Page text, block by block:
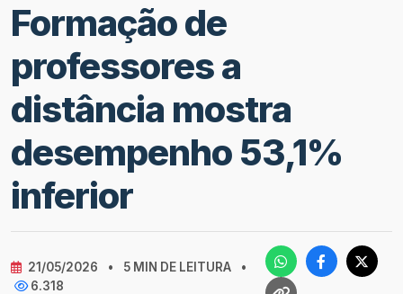
Formação de
professores a
distância mostra
desempenho 53,1%
inferior
21/05/2026 • 5 MIN DE LEITURA
•
6.318